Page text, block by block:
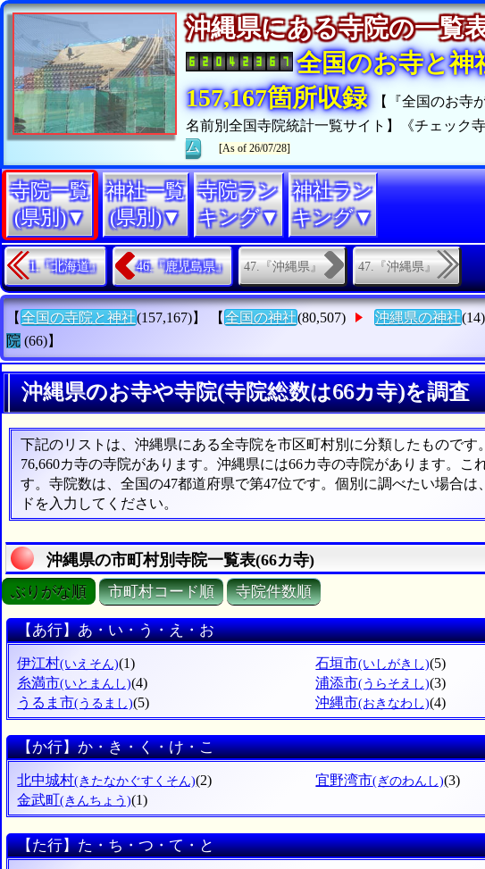
沖縄県にある寺院の一
全国のお寺と神
157,167箇所収録
【『全国のお寺
名前別全国寺院統計一覧サイト】《チェック
ム
[As of 26/07/28]
寺院一覧
(県別)▼
神社一覧
(県別)▼
寺院ラン
キング▼
神社ラン
キング▼
1.『北海道』 46.『鹿児島県』 47.『沖縄県』 47.『沖縄県』
【 全国の寺院と神社(157,167)】 【 全国の神社(80,507) 沖縄県の神社
院 (66)】
沖縄県のお寺や寺院(寺院総数は66カ寺)を調査
下記のリストは、沖縄県にある全寺院を市区町村別に分類したものです
76,660カ寺の寺院があります。沖縄県には66カ寺の寺院があります。こ
す。寺院数は、全国の47都道府県で第47位です。個別に調べたい場合
ドを入力してください。
沖縄県の市町村別寺院一覧表(66カ寺)
ぶりがな順 市町村コード順 寺院件数順
【あ行】あ・い・う・え・お
伊江村(いえそん)(1) 石垣市(いしがきし)(5)
糸満市(いとまんし)(4) 浦添市(うらそえし)(3)
うるま市(うるまし)(5) 沖縄市(おきなわし)(4)
【か行】か・き・く・け・こ
北中城村(きたなかぐすくそん)(2) 宜野湾市(ぎのわんし)(3)
金武町(きんちょう)(1)
【た行】た・ち・つ・て・と